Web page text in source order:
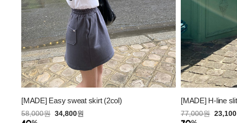
[MADE] Easy sweat skirt (2col)
58,000원 34,800원
[MADE] H-line
77,000원 23,100